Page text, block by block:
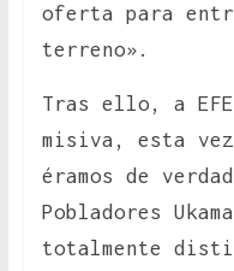
oferta para
terreno».
Tras ello, a
misiva, esta
éramos de
Pobladores
totalmente